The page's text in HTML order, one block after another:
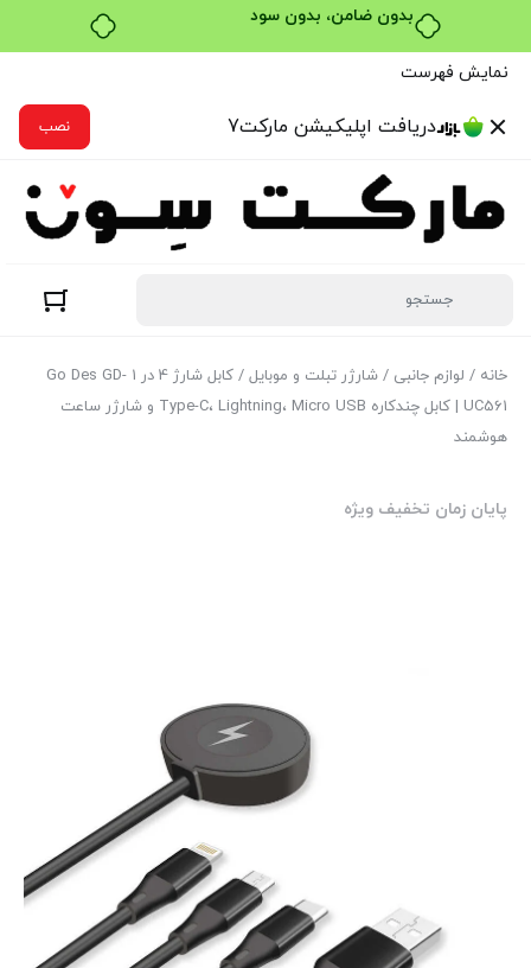
خرید قسطی با ترب‌پی
نمایش فهرست
دریافت اپلیکیشن مارکت7 نصب
خانه / لوازم جانبی / شارژر تبلت و موبایل
/ کابل شارژ 4 در 1 Go Des GD-
UC561 | کابل چندکاره Type-C، Lightning، Micro USB و شارژر ساعت
هوشمند
پایان زمان تخفیف ویژه